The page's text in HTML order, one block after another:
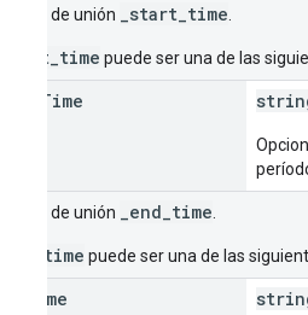
Campo de unión _start_time
_start_time puede ser una de las
Time
Campo de unión _end_time
_end_time puede ser una de las
Time